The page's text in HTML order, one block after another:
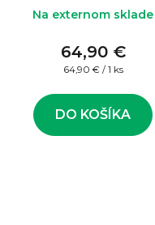
Na externom sklade
64,90 €
Jednotková
64,90 € / 1 ks
DO KOŠÍKA